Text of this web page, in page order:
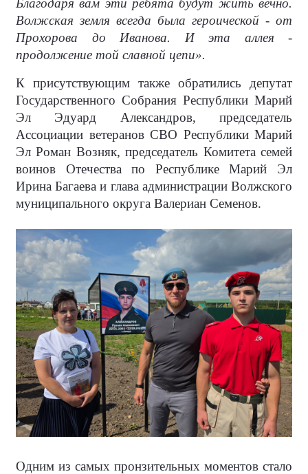
Благодаря вам эти ребята будут жить вечно.
Волжская земля всегда была героической - от
Прохорова до Иванова. И эта аллея -
продолжение той славной цепи».
К присутствующим также обратились депутат
Государственного Собрания Республики Марий
Эл Эдуард Александров, председатель
Ассоциации ветеранов СВО Республики Марий
Эл Роман Возняк, председатель Комитета семей
воинов Отечества по Республике Марий Эл
Ирина Багаева и глава администрации Волжского
муниципального округа Валериан Семенов.
Одним из самых пронзительных моментов стало